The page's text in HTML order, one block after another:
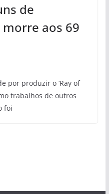
de
aos 69
por produzir o ‘Ray of
trabalhos de outros
foi